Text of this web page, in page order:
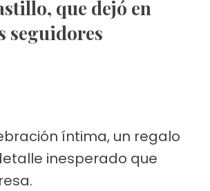
que dejó en
seguidores
íntima, un regalo
inesperado que